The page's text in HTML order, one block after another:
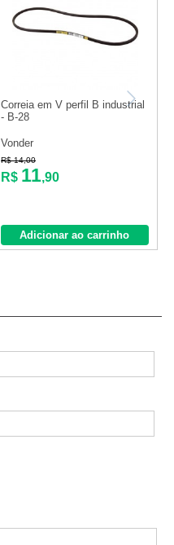
Correia em V perfil B industrial
- B-28
Vonder
R$ 14,00
R$ 11,90
Adicionar ao carrinho